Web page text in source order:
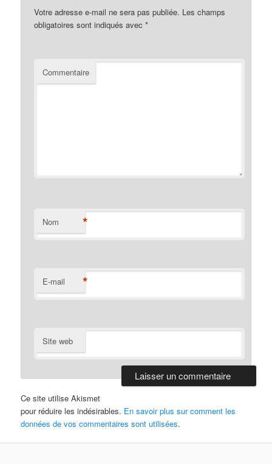
Votre adresse e-mail ne sera pas publiée. Les champs
obligatoires sont indiqués avec*
Commentaire
Nom *
E-mail *
Site web
Ce site utilise Akismet
pour réduire les indésirables. En savoir plus sur comment les
données de vos commentaires sont utilisées.